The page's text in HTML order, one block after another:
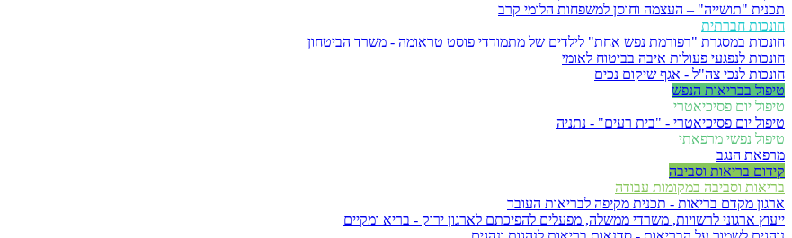
תכנית "תושייה" – העצמה וחוסן למשפחות הלומי קרב
חונכות חברתית
חונכות במסגרת "רפורמת נפש אחת" לילדים של מתמודדי פוסט טראומה - משרד הביטחון
חונכות לנפגעי פעולות איבה בביטוח לאומי
חונכות לנכי צה"ל - אגף שיקום נכים
טיפול בבריאות הנפש
טיפול יום פסיכיאטרי
טיפול יום פסיכיאטרי - "בית רעים" - נתניה
טיפול נפשי מרפאתי
מרפאת הנגב
קידום בריאות וסביבה
בריאות וסביבה במקומות עבודה
ארגון מקדם בריאות - תכנית מקיפה לבריאות העובד
ייעוץ ארגוני לרשויות, משרדי ממשלה, מפעלים להפיכתם לארגון ירוק - בריא ומקיים